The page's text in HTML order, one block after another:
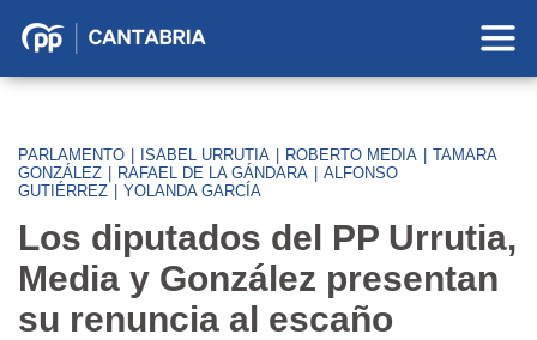
Partido
Cantabria
PARLAMENTO ISABEL URRUTIA ROBERTO MEDIA
TAMARA
GONZÁLEZ
RAFAEL DE LA GÁNDARA
ALFONSO
GUTIÉRREZ
YOLANDA GARCÍA
Los diputados del PP Urrutia,
Media y González presentan
su renuncia al escaño